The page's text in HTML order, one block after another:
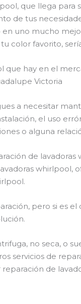
que llega
de tus
uno mucho
color favorito,
que hay en el
Victoria
a necesitar
el uso
o alguna
de
whirlpool,
pero si es el
no seca, o
servicios de
de